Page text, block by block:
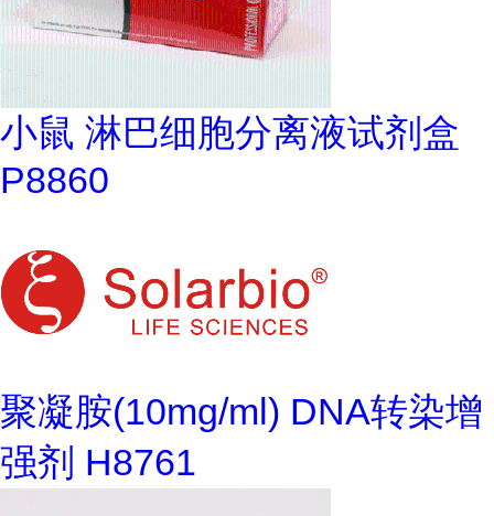
小鼠 淋巴细胞分离液试剂盒
P8860
聚凝胺(10mg/ml) DNA转染增
强剂 H8761